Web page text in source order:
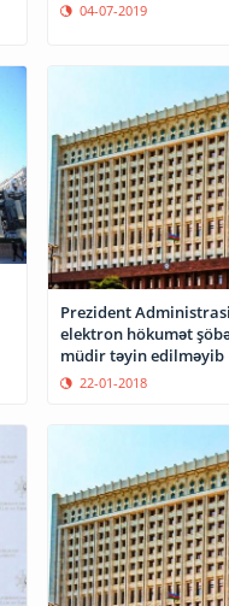
04-07-2019
Prezident
elektron hökumət
müdir təyin edilməyib
22-01-2018